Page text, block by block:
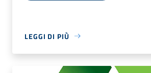
LEGGI DI PIÙ